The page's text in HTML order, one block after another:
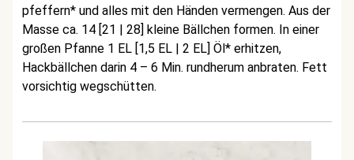
pfeffern* und alles mit den Händen vermengen. Aus der
Masse ca. 14 [21 | 28] kleine Bällchen formen. In einer
großen Pfanne 1 EL [1,5 EL | 2 EL] Öl* erhitzen,
Hackbällchen darin 4 – 6 Min. rundherum anbraten. Fett
vorsichtig wegschütten.